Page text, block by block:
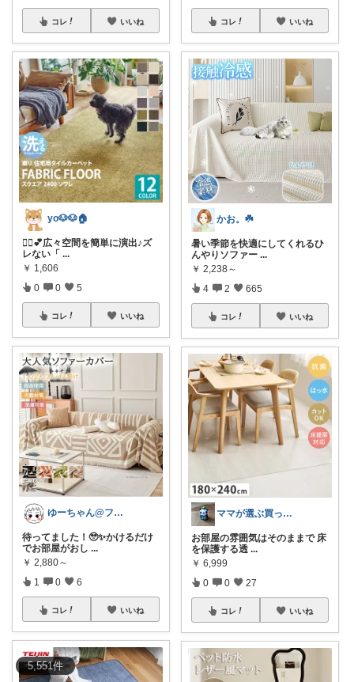
5,551件
コレ いいね
yo🐶🐶🏠
💁‍♀️💕広々空間を簡単に演出♪ズ
レない「 ...
￥ 1,606
0 0 5
コレ いいね
ゆーちゃん@フォロワーさまから購入💕
待ってました！🥹✨かけるだけ
でお部屋がおし ...
￥ 2,880～
1 0 6
コレ いいね
コレ いいね
かお。☘️
暑い季節を快適にしてくれるひ
んやりソファー ...
￥ 2,238～
4 2 665
コレ いいね
ママが選ぶ買ってよかった🌸育児🌸防災
お部屋の雰囲気はそのままで 床
を保護する透 ...
￥ 6,999
0 0 27
コレ いいね